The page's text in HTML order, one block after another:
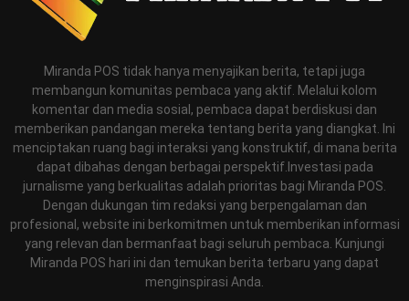
Miranda POS tidak hanya menyajikan berita, tetapi juga
membangun komunitas pembaca yang aktif. Melalui kolom
komentar dan media sosial, pembaca dapat berdiskusi dan
memberikan pandangan mereka tentang berita yang diangkat. Ini
menciptakan ruang bagi interaksi yang konstruktif, di mana berita
dapat dibahas dengan berbagai perspektif.Investasi pada
jurnalisme yang berkualitas adalah prioritas bagi Miranda POS.
Dengan dukungan tim redaksi yang berpengalaman dan
profesional, website ini berkomitmen untuk memberikan informasi
yang relevan dan bermanfaat bagi seluruh pembaca. Kunjungi
Miranda POS hari ini dan temukan berita terbaru yang dapat
menginspirasi Anda.